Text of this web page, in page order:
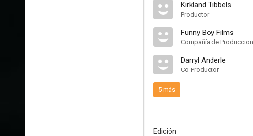
Kirkland Tibbels
Productor
Funny Boy Films
Compañía de Produccion
Darryl Anderle
Co-Productor
5 más
Edición